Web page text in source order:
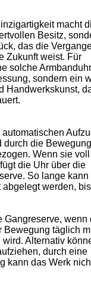
macht
Besitz,
das die
Zukunft weist. Für
solche
sondern ein
Handwerkskunst,
durch die
Wenn sie voll
die Uhr über die
So lange kann
werden,
Gangreserve, wenn
Bewegung täglich
Alternativ
durch eine
kann das Werk